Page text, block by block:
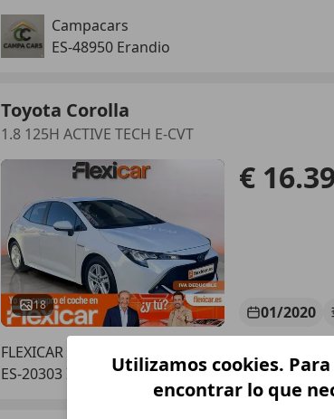
Campacars
ES-48950 Erandio
Toyota Corolla
1.8 125H ACTIVE TECH E-CVT
18
€
01/2020
FLEXICAR IRÚN
ES-20303 Irún
Utilizamos cookies.
encontrar lo que